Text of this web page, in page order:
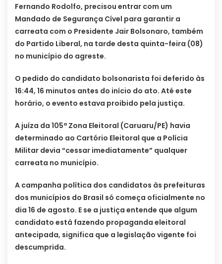
Fernando Rodolfo, precisou entrar com um
Mandado de Segurança Cível para garantir a
carreata com o Presidente Jair Bolsonaro, também
do Partido Liberal, na tarde desta quinta-feira (08)
no município do agreste.
O pedido do candidato bolsonarista foi deferido às
16:44, 16 minutos antes do início do ato. Até este
horário, o evento estava proibido pela justiça.
A juíza da 105ª Zona Eleitoral (Caruaru/PE) havia
determinado ao Cartório Eleitoral que a Polícia
Militar devia “cessar imediatamente” qualquer
carreata no município.
A campanha política dos candidatos às prefeituras
dos municípios do Brasil só começa oficialmente no
dia 16 de agosto. E se a justiça entende que algum
candidato está fazendo propaganda eleitoral
antecipada, significa que a legislação vigente foi
descumprida.